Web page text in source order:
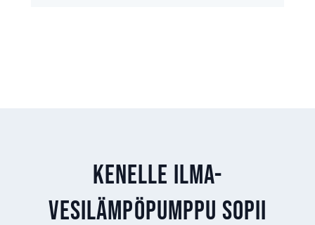
Kenelle ilma-
vesilämpöpumppu sopii